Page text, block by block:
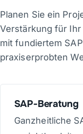
Planen Sie ein
Verstärkung für Ihr
mit fundiertem
praxiserprobten
SAP-Beratung
Ganzheitliche